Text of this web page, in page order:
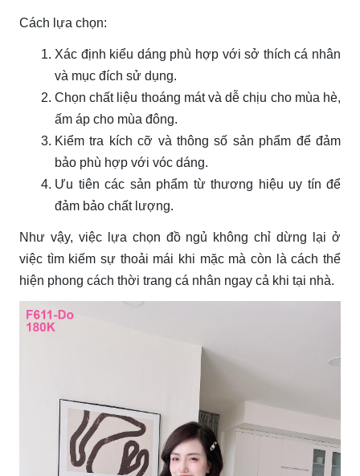
Cách lựa chọn:
Xác định kiểu dáng phù hợp với sở thích cá nhân
và mục đích sử dụng.
Chọn chất liệu thoáng mát và dễ chịu cho mùa hè,
ấm áp cho mùa đông.
Kiểm tra kích cỡ và thông số sản phẩm để đảm
bảo phù hợp với vóc dáng.
Ưu tiên các sản phẩm từ thương hiệu uy tín để
đảm bảo chất lượng.
Như vậy, việc lựa chọn đồ ngủ không chỉ dừng lại ở
việc tìm kiếm sự thoải mái khi mặc mà còn là cách thể
hiện phong cách thời trang cá nhân ngay cả khi tại nhà.